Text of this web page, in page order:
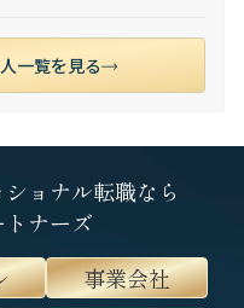
一覧を見る
ョナル転職なら
ナーズ
事業会社